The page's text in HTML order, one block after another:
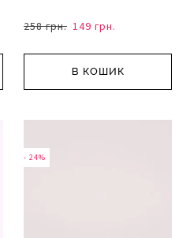
258 грн. 149 грн.
В КОШИК
- 24%